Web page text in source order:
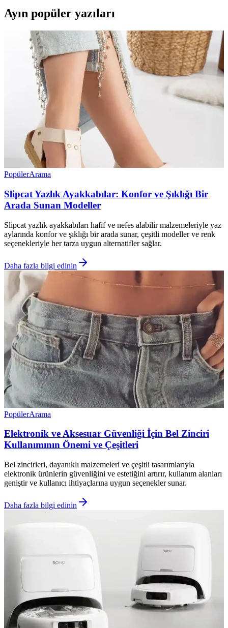
Ayın popüler yazıları
PopülerArama
Slipcat Yazlık Ayakkabılar: Konfor ve Şıklığı Bir
Arada Sunan Modeller
Slipcat yazlık ayakkabıları hafif ve nefes alabilir malzemeleriyle yaz
aylarında konfor ve şıklığı bir arada sunar, çeşitli modeller ve renk
seçenekleriyle her tarza uygun alternatifler sağlar.
Daha fazla bilgi edinin
PopülerArama
Elektronik ve Aksesuar Güvenliği İçin Bel Zinciri
Kullanımının Önemi ve Çeşitleri
Bel zincirleri, dayanıklı malzemeleri ve çeşitli tasarımlarıyla
elektronik ürünlerin güvenliğini ve estetiğini artırır, kullanım alanları
geniştir ve kullanıcı ihtiyaçlarına uygun seçenekler sunar.
Daha fazla bilgi edinin